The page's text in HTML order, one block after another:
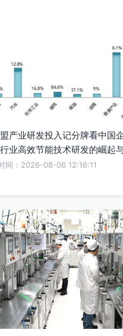
产业研发投入记分牌看中国
业高效节能技术研发的崛起
间：2026-08-06 12:16:11